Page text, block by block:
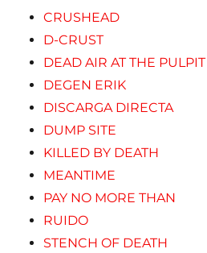
CRUSHEAD
D-CRUST
DEAD AIR AT THE PULPIT
DEGEN ERIK
DISCARGA DIRECTA
DUMP SITE
KILLED BY DEATH
MEANTIME
PAY NO MORE THAN
RUIDO
STENCH OF DEATH